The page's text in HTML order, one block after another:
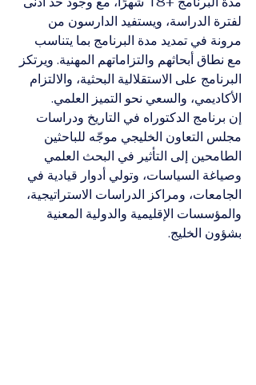
لفترة الدراسة، ويستفيد الدارسون من
مرونة في تمديد مدة البرنامج بما يتناسب
مع نطاق أبحاثهم والتزاماتهم المهنية. ويرتكز
البرنامج على الاستقلالية البحثية، والالتزام
الأكاديمي، والسعي نحو التميز العلمي.
إن برنامج الدكتوراه في التاريخ ودراسات
مجلس التعاون الخليجي موجّه للباحثين
الطامحين إلى التأثير في البحث العلمي
وصياغة السياسات، وتولي أدوار قيادية في
الجامعات، ومراكز الدراسات الاستراتيجية،
والمؤسسات الإقليمية والدولية المعنية
بشؤون الخليج.